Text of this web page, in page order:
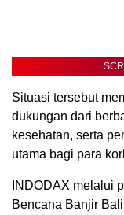
Situasi tersebut
dukungan dari
kesehatan, serta
utama bagi para
INDODAX melalui
Bencana Banjir